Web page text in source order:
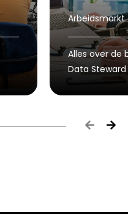
Arbeidsmarkt
Alles over de
Data Steward